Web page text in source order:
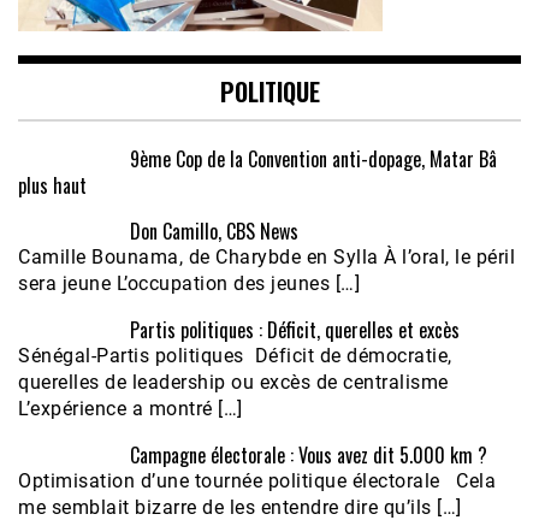
POLITIQUE
9ème Cop de la Convention anti-dopage, Matar Bâ
plus haut
Don Camillo, CBS News
Camille Bounama, de Charybde en Sylla À l’oral, le péril
sera jeune L’occupation des jeunes […]
Partis politiques : Déficit, querelles et excès
Sénégal-Partis politiques Déficit de démocratie,
querelles de leadership ou excès de centralisme
L’expérience a montré […]
Campagne électorale : Vous avez dit 5.000 km ?
Optimisation d’une tournée politique électorale Cela
me semblait bizarre de les entendre dire qu’ils […]